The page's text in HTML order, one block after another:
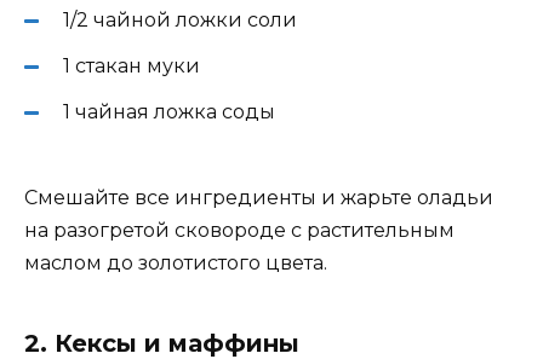
1/2 чайной ложки соли
1 стакан муки
1 чайная ложка соды
Смешайте все ингредиенты и жарьте оладьи
на разогретой сковороде с растительным
маслом до золотистого цвета.
2. Кексы и маффины